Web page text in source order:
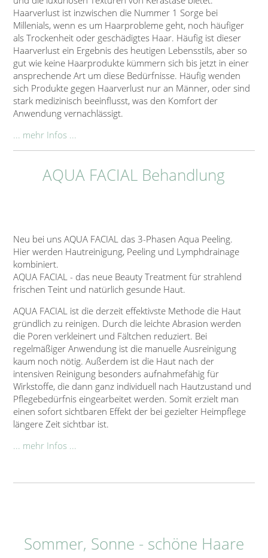
Haarverlust ist inzwischen die Nummer 1 Sorge bei
Millenials, wenn es um Haarprobleme geht, noch häufiger
als Trockenheit oder geschädigtes Haar. Häufig ist dieser
Haarverlust ein Ergebnis des heutigen Lebensstils, aber so
gut wie keine Haarprodukte kümmern sich bis jetzt in einer
ansprechende Art um diese Bedürfnisse. Häufig wenden
sich Produkte gegen Haarverlust nur an Männer, oder sind
stark medizinisch beeinflusst, was den Komfort der
Anwendung vernachlässigt.
... mehr Infos ...
AQUA FACIAL Behandlung
Neu bei uns AQUA FACIAL das 3-Phasen Aqua Peeling.
Hier werden Hautreinigung, Peeling und Lymphdrainage
kombiniert.
AQUA FACIAL - das neue Beauty Treatment für strahlend
frischen Teint und natürlich gesunde Haut.
AQUA FACIAL ist die derzeit effektivste Methode die Haut
gründlich zu reinigen. Durch die leichte Abrasion werden
die Poren verkleinert und Fältchen reduziert. Bei
regelmäßiger Anwendung ist die manuelle Ausreinigung
kaum noch nötig. Außerdem ist die Haut nach der
intensiven Reinigung besonders aufnahmefähig für
Wirkstoffe, die dann ganz individuell nach Hautzustand und
Pflegebedürfnis eingearbeitet werden. Somit erzielt man
einen sofort sichtbaren Effekt der bei gezielter Heimpflege
längere Zeit sichtbar ist.
... mehr Infos ...
Sommer, Sonne - schöne Haare